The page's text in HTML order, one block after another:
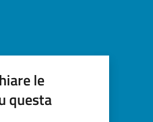
le
questa